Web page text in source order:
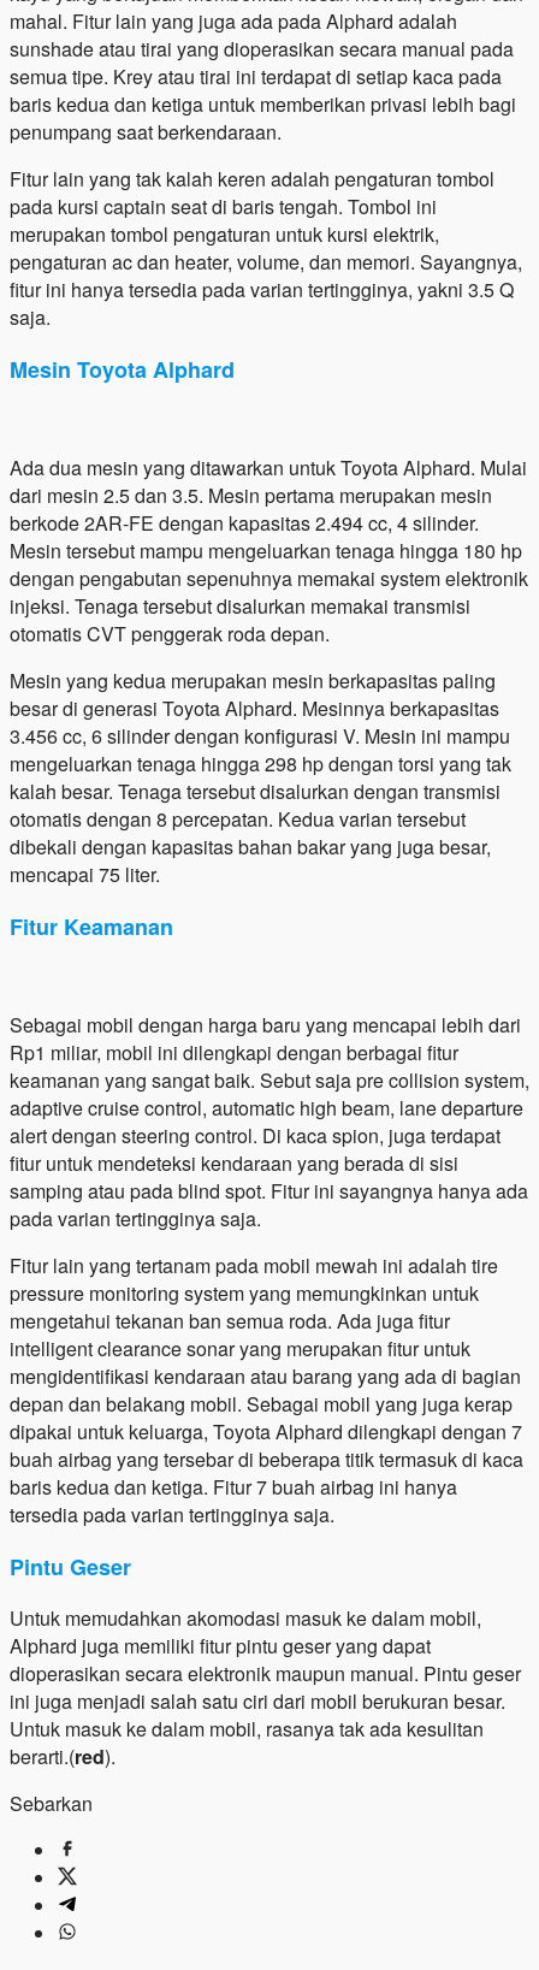
mahal. Fitur lain yang juga ada pada Alphard adalah
sunshade atau tirai yang dioperasikan secara manual pada
semua tipe. Krey atau tirai ini terdapat di setiap kaca pada
baris kedua dan ketiga untuk memberikan privasi lebih bagi
penumpang saat berkendaraan.
Fitur lain yang tak kalah keren adalah pengaturan tombol
pada kursi captain seat di baris tengah. Tombol ini
merupakan tombol pengaturan untuk kursi elektrik,
pengaturan ac dan heater, volume, dan memori. Sayangnya,
fitur ini hanya tersedia pada varian tertingginya, yakni 3.5 Q
saja.
Mesin Toyota Alphard
Ada dua mesin yang ditawarkan untuk Toyota Alphard. Mulai
dari mesin 2.5 dan 3.5. Mesin pertama merupakan mesin
berkode 2AR-FE dengan kapasitas 2.494 cc, 4 silinder.
Mesin tersebut mampu mengeluarkan tenaga hingga 180 hp
dengan pengabutan sepenuhnya memakai system elektronik
injeksi. Tenaga tersebut disalurkan memakai transmisi
otomatis CVT penggerak roda depan.
Mesin yang kedua merupakan mesin berkapasitas paling
besar di generasi Toyota Alphard. Mesinnya berkapasitas
3.456 cc, 6 silinder dengan konfigurasi V. Mesin ini mampu
mengeluarkan tenaga hingga 298 hp dengan torsi yang tak
kalah besar. Tenaga tersebut disalurkan dengan transmisi
otomatis dengan 8 percepatan. Kedua varian tersebut
dibekali dengan kapasitas bahan bakar yang juga besar,
mencapai 75 liter.
Fitur Keamanan
Sebagai mobil dengan harga baru yang mencapai lebih dari
Rp1 miliar, mobil ini dilengkapi dengan berbagai fitur
keamanan yang sangat baik. Sebut saja pre collision system,
adaptive cruise control, automatic high beam, lane departure
alert dengan steering control. Di kaca spion, juga terdapat
fitur untuk mendeteksi kendaraan yang berada di sisi
samping atau pada blind spot. Fitur ini sayangnya hanya ada
pada varian tertingginya saja.
Fitur lain yang tertanam pada mobil mewah ini adalah tire
pressure monitoring system yang memungkinkan untuk
mengetahui tekanan ban semua roda. Ada juga fitur
intelligent clearance sonar yang merupakan fitur untuk
mengidentifikasi kendaraan atau barang yang ada di bagian
depan dan belakang mobil. Sebagai mobil yang juga kerap
dipakai untuk keluarga, Toyota Alphard dilengkapi dengan 7
buah airbag yang tersebar di beberapa titik termasuk di kaca
baris kedua dan ketiga. Fitur 7 buah airbag ini hanya
tersedia pada varian tertingginya saja.
Pintu Geser
Untuk memudahkan akomodasi masuk ke dalam mobil,
Alphard juga memiliki fitur pintu geser yang dapat
dioperasikan secara elektronik maupun manual. Pintu geser
ini juga menjadi salah satu ciri dari mobil berukuran besar.
Untuk masuk ke dalam mobil, rasanya tak ada kesulitan
berarti.(red).
Sebarkan